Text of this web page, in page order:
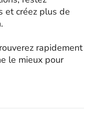
et créez plus de
rapidement
le mieux pour